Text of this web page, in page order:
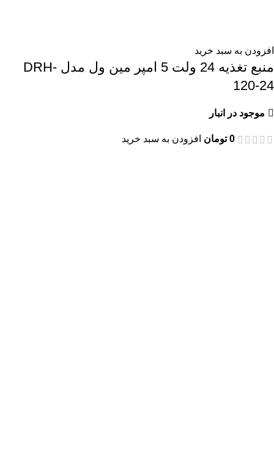
افزودن به سبد خرید
منبع تغذیه 24 ولت 5 امپر مین ول مدل DRH-
120-24
موجود در انبار
0 تومان افزودن به سبد خرید